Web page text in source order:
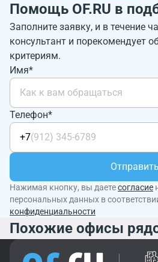
Помощь OF.RU в
Заполните заявку, и в течение
консультант и порекомендует
критериям.
Имя*
Телефон*
+7
Отправить
Нажимая кнопку, вы даетесогласие
персональных данных в
конфиденциальности
Похожие офисы